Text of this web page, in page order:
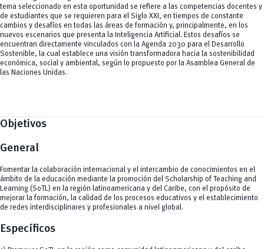
tema seleccionado en esta oportunidad se refiere a las competencias docentes y
de estudiantes que se requieren para el Siglo XXI, en tiempos de constante
cambios y desafíos en todas las áreas de formación y, principalmente, en los
nuevos escenarios que presenta la Inteligencia Artificial. Estos desafíos se
encuentran directamente vinculados con la Agenda 2030 para el Desarrollo
Sostenible, la cual establece una visión transformadora hacia la sostenibilidad
económica, social y ambiental, según lo propuesto por la Asamblea General de
las Naciones Unidas.
Objetivos
General
Fomentar la colaboración internacional y el intercambio de conocimientos en el
ámbito de la educación mediante la promoción del Scholarship of Teaching and
Learning (SoTL) en la región latinoamericana y del Caribe, con el propósito de
mejorar la formación, la calidad de los procesos educativos y el establecimiento
de redes interdisciplinares y profesionales a nivel global.
Específicos